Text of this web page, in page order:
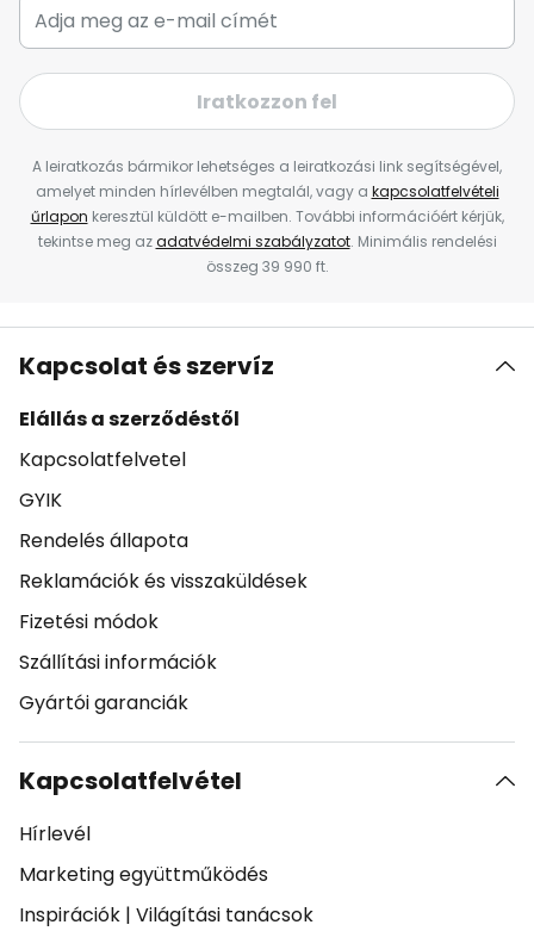
Iratkozzon fel
A leiratkozás bármikor lehetséges a leiratkozási link segítségével,
amelyet minden hírlevélben megtalál, vagy a kapcsolatfelvételi
űrlapon keresztül küldött e-mailben. További információért kérjük,
tekintse meg azadatvédelmi szabályzatot. Minimális rendelési
összeg 39 990 ft.
Kapcsolat és szervíz
Elállás a szerződéstől
Kapcsolatfelvetel
GYIK
Rendelés állapota
Reklamációk és visszaküldések
Fizetési módok
Szállítási információk
Gyártói garanciák
Kapcsolatfelvétel
Hírlevél
Marketing együttműködés
Inspirációk | Világítási tanácsok